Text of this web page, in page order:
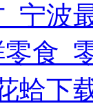
宁波
食_
蛤下